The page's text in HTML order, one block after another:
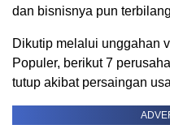
dan bisnisnya pun
Dikutip melalui unggahan
Populer, berikut 7
tutup akibat persaingan